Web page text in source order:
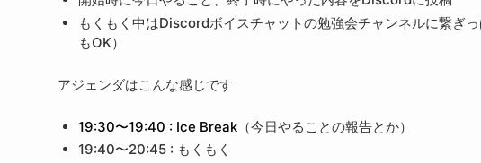
もくもく中はDiscordボイスチャットの勉強会チャンネルに繋ぎ
もOK）
アジェンダはこんな感じです
19:30〜19:40 : Ice Break（今日やることの報告とか）
19:40〜20:45 : もくもく